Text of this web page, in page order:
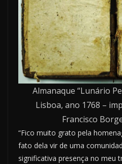
Almanaque “Lunário
Lisboa, ano 1768 –
Francisco
“Fico muito grato pela
fato dela vir de uma
significativa presença no meu